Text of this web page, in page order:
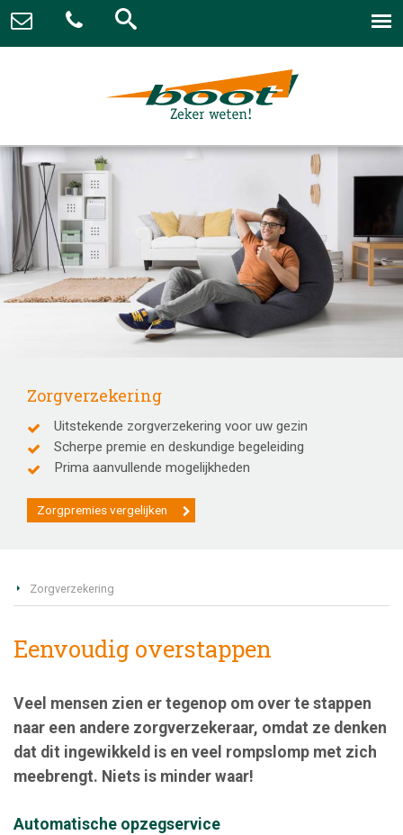
Zorgverzekering
Uitstekende zorgverzekering voor uw gezin
Scherpe premie en deskundige begeleiding
Prima aanvullende mogelijkheden
Zorgpremies vergelijken
Zorgverzekering
Eenvoudig overstappen
Veel mensen zien er tegenop om over te stappen
naar een andere zorgverzekeraar, omdat ze denken
dat dit ingewikkeld is en veel rompslomp met zich
meebrengt. Niets is minder waar!
Automatische opzegservice